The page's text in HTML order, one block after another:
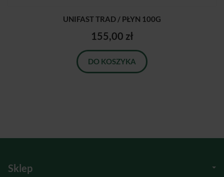
UNIFAST TRAD / PŁYN 100G
155,00 zł
DO KOSZYKA
Sklep